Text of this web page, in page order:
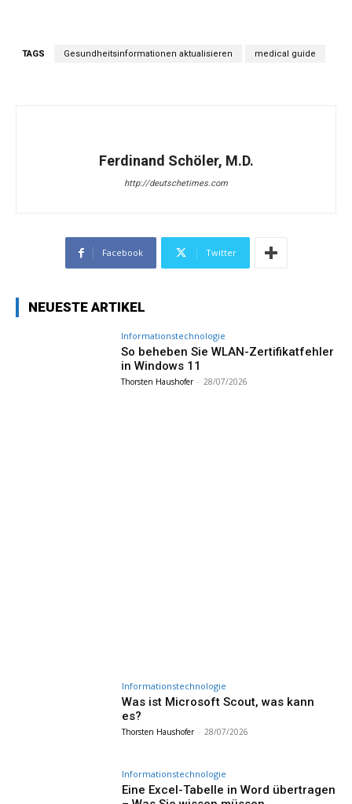
TAGS Gesundheitsinformationen aktualisieren medical guide
Ferdinand Schöler, M.D.
http://deutschetimes.com
Facebook Twitter
NEUESTE ARTIKEL
Informationstechnologie
So beheben Sie WLAN-Zertifikatfehler
in Windows 11
Thorsten Haushofer - 28/07/2026
Informationstechnologie
Was ist Microsoft Scout, was kann
es?
Thorsten Haushofer - 28/07/2026
Informationstechnologie
Eine Excel-Tabelle in Word übertragen